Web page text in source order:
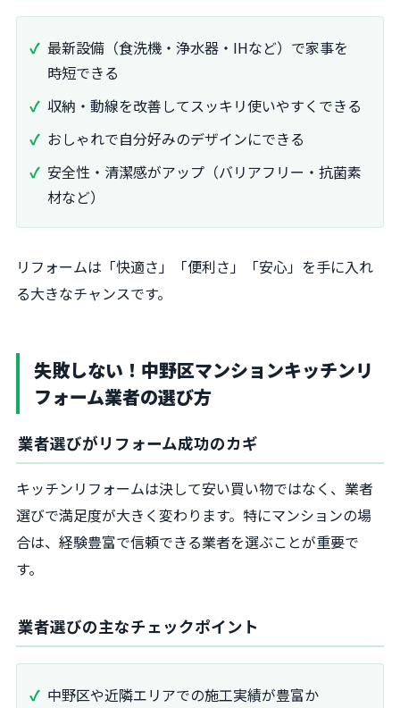
最新設備（食洗機・浄水器・IHなど）で家事を
時短できる
収納・動線を改善してスッキリ使いやすくできる
おしゃれで自分好みのデザインにできる
安全性・清潔感がアップ（バリアフリー・抗菌素
材など）
リフォームは「快適さ」「便利さ」「安心」を手に入れ
る大きなチャンスです。
失敗しない！中野区マンションキッチンリ
フォーム業者の選び方
業者選びがリフォーム成功のカギ
キッチンリフォームは決して安い買い物ではなく、業者
選びで満足度が大きく変わります。特にマンションの場
合は、経験豊富で信頼できる業者を選ぶことが重要で
す。
業者選びの主なチェックポイント
中野区や近隣エリアでの施工実績が豊富か